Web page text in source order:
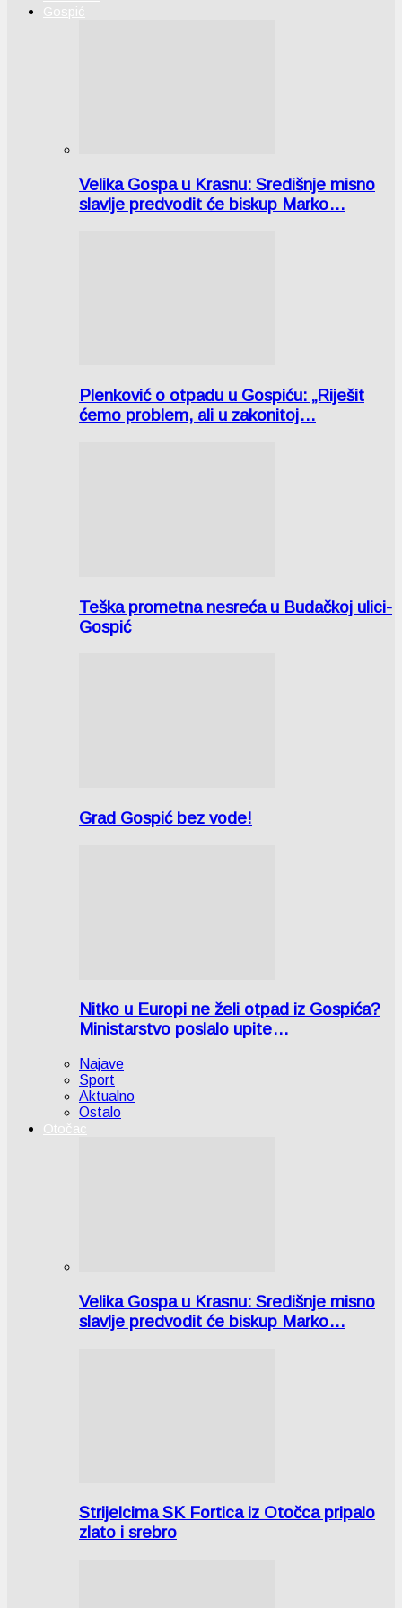
Gospić
Velika Gospa u Krasnu: Središnje misno
slavlje predvodit će biskup Marko…
Plenković o otpadu u Gospiću: „Riješit
ćemo problem, ali u zakonitoj…
Teška prometna nesreća u Budačkoj ulici-
Gospić
Grad Gospić bez vode!
Nitko u Europi ne želi otpad iz Gospića?
Ministarstvo poslalo upite…
Najave
Sport
Aktualno
Ostalo
Otočac
Velika Gospa u Krasnu: Središnje misno
slavlje predvodit će biskup Marko…
Strijelcima SK Fortica iz Otočca pripalo
zlato i srebro